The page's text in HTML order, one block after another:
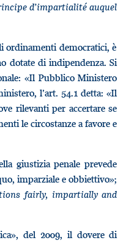
d’impartialité auquel
ordinamenti democratici, è
dotate di indipendenza. Si
«Il Pubblico Ministero
l’art. 54.1 detta: «Il
rilevanti per accertare se
le circostanze a favore e
giustizia penale prevede
imparziale e obbiettivo»;
fairly, impartially and
del 2009, il dovere di